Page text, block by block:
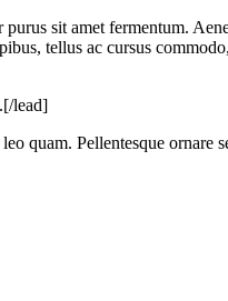
sit amet fermentum.
tellus ac cursus
lead]
quam. Pellentesque ornare